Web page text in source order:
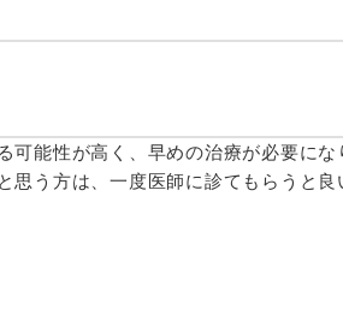
能性が高く、早めの治療が必要にな
う方は、一度医師に診てもらうと良